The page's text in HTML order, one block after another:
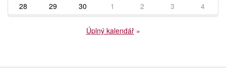
28
29 30 1 2 3 4
Úplný kalendář»